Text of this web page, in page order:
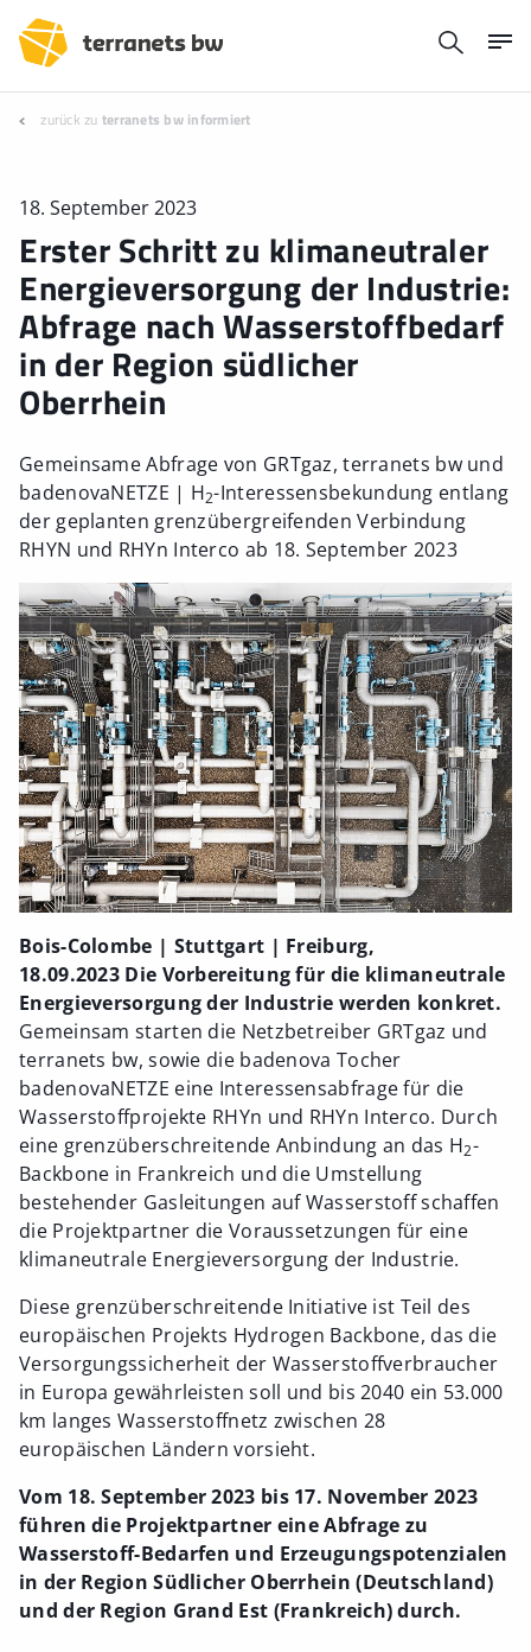
zurück zu terranets bw informiert
18. September 2023
Erster Schritt zu klimaneutraler
Energieversorgung der Industrie:
Abfrage nach Wasserstoffbedarf
in der Region südlicher
Oberrhein
Gemeinsame Abfrage von GRTgaz, terranets bw und
badenovaNETZE | H2-Interessensbekundung entlang
der geplanten grenzübergreifenden Verbindung
RHYN und RHYn Interco ab 18. September 2023
Bois-Colombe | Stuttgart | Freiburg,
18.09.2023 Die Vorbereitung für die klimaneutrale
Energieversorgung der Industrie werden konkret.
Gemeinsam starten die Netzbetreiber GRTgaz und
terranets bw, sowie die badenova Tocher
badenovaNETZE eine Interessensabfrage für die
Wasserstoffprojekte RHYn und RHYn Interco. Durch
eine grenzüberschreitende Anbindung an das H2-
Backbone in Frankreich und die Umstellung
bestehender Gasleitungen auf Wasserstoff schaffen
die Projektpartner die Voraussetzungen für eine
klimaneutrale Energieversorgung der Industrie.
Diese grenzüberschreitende Initiative ist Teil des
europäischen Projekts Hydrogen Backbone, das die
Versorgungssicherheit der Wasserstoffverbraucher
in Europa gewährleisten soll und bis 2040 ein 53.000
km langes Wasserstoffnetz zwischen 28
europäischen Ländern vorsieht.
Vom 18. September 2023 bis 17. November 2023
führen die Projektpartner eine Abfrage zu
Wasserstoff-Bedarfen und Erzeugungspotenzialen
in der Region Südlicher Oberrhein (Deutschland)
und der Region Grand Est (Frankreich) durch.